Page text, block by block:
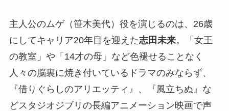
主人公のムゲ（笹木美代）役を演じるのは、26歳
にしてキャリア20年目を迎えた志田未来。「女王
の教室」や「14才の母」など色褪せることなく
人々の脳裏に焼き付いているドラマのみならず、
『借りぐらしのアリエッティ』、『風立ちぬ』な
どスタジオジブリの長編アニメーション映画で声